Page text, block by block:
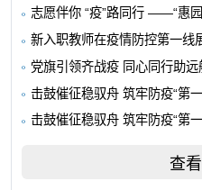
志愿伴你 “疫”路同行 ——“惠园
新入职教师在疫情防控第一线
党旗引领齐战疫 同心同行助
击鼓催征稳驭舟 筑牢防疫“第
击鼓催征稳驭舟 筑牢防疫“第
查